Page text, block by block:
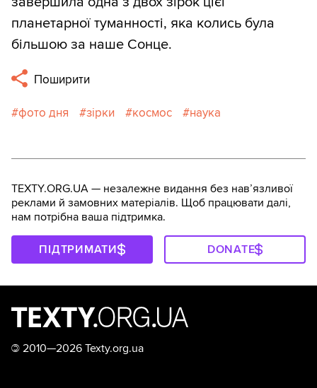
планетарної туманності, яка колись була
більшою за наше Сонце.
Поширити
фото дня зірки космос наука
TEXTY.ORG.UA — незалежне видання без навʼязливої
реклами й замовних матеріалів. Щоб працювати далі,
нам потрібна ваша підтримка.
ПІДТРИМАТИ DONATE
© 2010—2026 Texty.org.ua